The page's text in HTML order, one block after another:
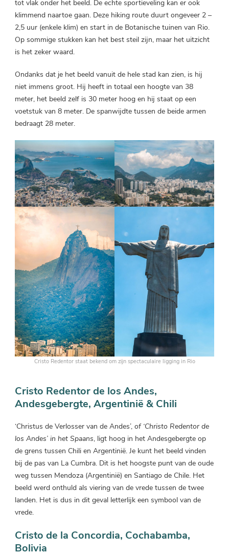
tot vlak onder het beeld. De echte sportieveling kan er ook
klimmend naartoe gaan. Deze hiking route duurt ongeveer 2 –
2,5 uur (enkele klim) en start in de Botanische tuinen van Rio.
Op sommige stukken kan het best steil zijn, maar het uitzicht
is het zeker waard.
Ondanks dat je het beeld vanuit de hele stad kan zien, is hij
niet immens groot. Hij heeft in totaal een hoogte van 38
meter, het beeld zelf is 30 meter hoog en hij staat op een
voetstuk van 8 meter. De spanwijdte tussen de beide armen
bedraagt 28 meter.
Cristo Redentor staat bekend om zijn spectaculaire ligging in Rio
Cristo Redentor de los Andes,
Andesgebergte, Argentinië & Chili
‘Christus de Verlosser van de Andes’, of ‘Christo Redentor de
los Andes’ in het Spaans, ligt hoog in het Andesgebergte op
de grens tussen Chili en Argentinië. Je kunt het beeld vinden
bij de pas van La Cumbra. Dit is het hoogste punt van de oude
weg tussen Mendoza (Argentinië) en Santiago de Chile. Het
beeld werd onthuld als viering van de vrede tussen de twee
landen. Het is dus in dit geval letterlijk een symbool van de
vrede.
Cristo de la Concordia, Cochabamba,
Bolivia